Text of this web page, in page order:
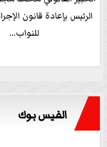
الرئيس بإعادة قانون
للنواب...
الفيس بوك